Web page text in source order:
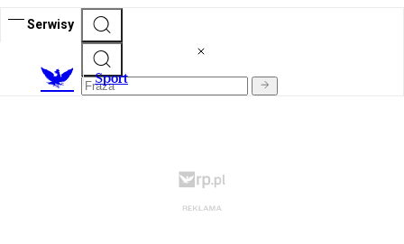
Serwisy
Sport